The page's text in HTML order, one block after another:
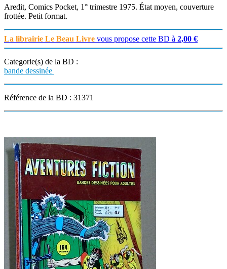
Aredit, Comics Pocket, 1° trimestre 1975. État moyen, couverture
frottée. Petit format.
La librairie Le Beau Livre vous propose cette BD à 2,00 €
Categorie(s) de la BD :
bande dessinée
Référence de la BD : 31371